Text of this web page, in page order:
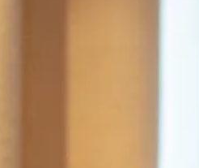
é crucial para avaliar a eficácia
a monitorar e analisar o uso dos